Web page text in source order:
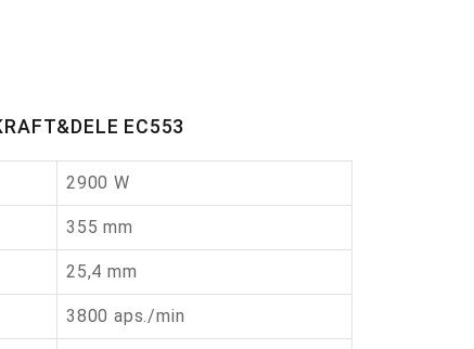
EC553
2900 W
355 mm
25,4 mm
3800 aps./min